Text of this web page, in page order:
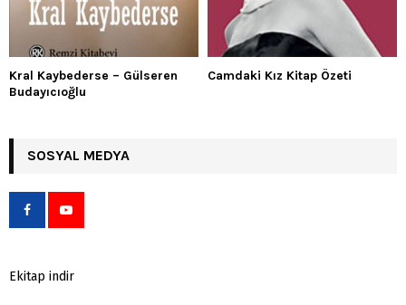
Kral Kaybederse – Gülseren
Budayıcıoğlu
Camdaki Kız Kitap Özeti
SOSYAL MEDYA
Ekitap indir